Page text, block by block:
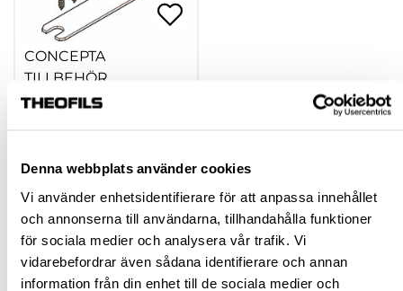
Denna webbplats använder cookies
Vi använder enhetsidentifierare för att anpassa innehållet
och annonserna till användarna, tillhandahålla funktioner
för sociala medier och analysera vår trafik. Vi
vidarebefordrar även sådana identifierare och annan
information från din enhet till de sociala medier och
CONCEPTA
TILLBEHÖR
Finns fler varianter
Köp